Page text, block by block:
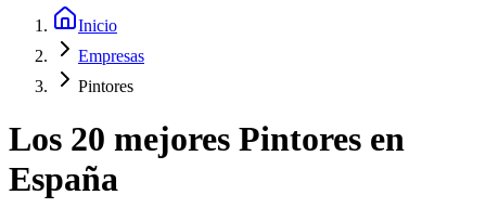
Inicio
Empresas
Pintores
Los 20 mejores Pintores en
España